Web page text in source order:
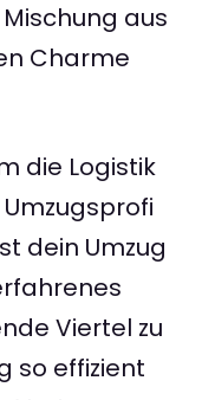
aus
Charme
die Logistik
dein Umzug
Viertel zu
so effizient